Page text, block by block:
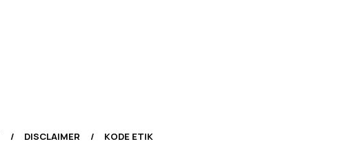
DISCLAIMER KODE ETIK